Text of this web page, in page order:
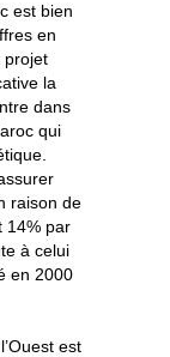
est bien
en
projet
la
dans
qui
raison de
14% par
à celui
en 2000
est